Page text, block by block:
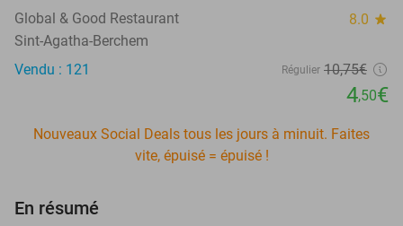
Global & Good Restaurant 8.0 star
Sint-Agatha-Berchem
Vendu : 121
Régulier 10,75€
4,50€
Nouveaux Social Deals tous les jours à minuit. Faites
vite, épuisé = épuisé !
En résumé